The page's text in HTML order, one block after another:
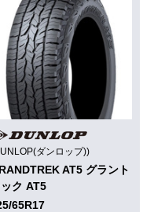
ダンロップ))
AT5 グラント
ック AT5
65R17